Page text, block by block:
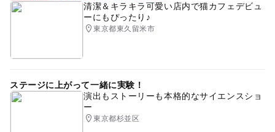
清潔＆キラキラ可愛い店内で猫カフェデビュ
ーにもぴったり♪
東京都東久留米市
ステージに上がって一緒に実験！
演出もストーリーも本格的なサイエンスショ
ー
東京都杉並区